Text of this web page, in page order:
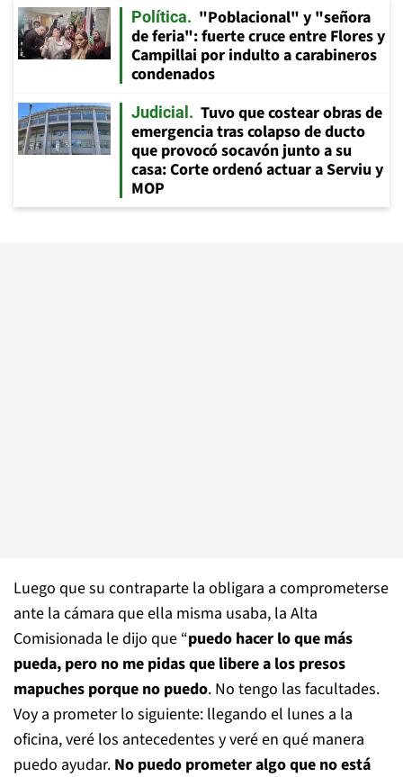
Política
"Poblacional" y "señora
de feria": fuerte cruce entre Flores y
Campillai por indulto a carabineros
condenados
Judicial
Tuvo que costear obras de
emergencia tras colapso de ducto
que provocó socavón junto a su
casa: Corte ordenó actuar a Serviu y
MOP
Luego que su contraparte la obligara a comprometerse
ante la cámara que ella misma usaba, la Alta
Comisionada le dijo que “puedo hacer lo que más
pueda, pero no me pidas que libere a los presos
mapuches porque no puedo. No tengo las facultades.
Voy a prometer lo siguiente: llegando el lunes a la
oficina, veré los antecedentes y veré en qué manera
puedo ayudar. No puedo prometer algo que no está